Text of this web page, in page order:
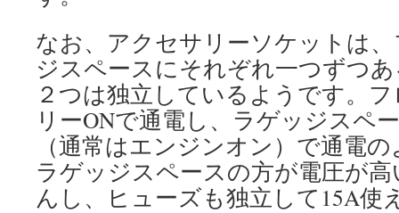
なお、アクセサリーソケットは
ジスペースにそれぞれ一つずつ
２つは独立しているようです。
リーONで通電し、ラゲッジスペ
（通常はエンジンオン）で通電
ラゲッジスペースの方が電圧が
んし、ヒューズも独立して15A使